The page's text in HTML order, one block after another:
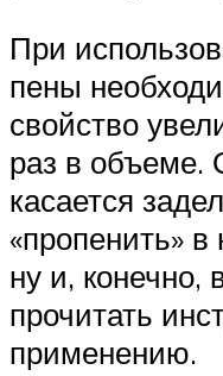
При
пены
свойство
раз в объеме.
касается
«пропенить»
ну и, конечно,
прочитать
применению.